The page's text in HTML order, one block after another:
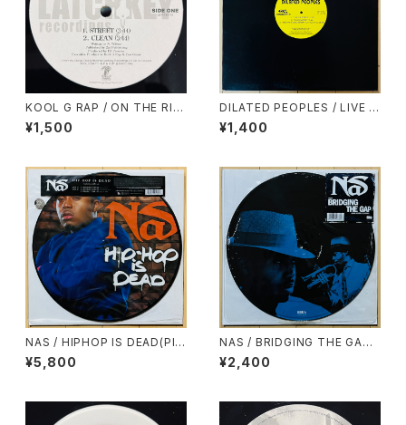
KOOL G RAP / ON THE RIS
E AGAIN
¥1,500
DILATED PEOPLES / LIVE O
N STAGE
¥1,400
NAS / HIPHOP IS DEAD(PIC
TURE DISC)
¥5,800
NAS / BRIDGING THE GAP
(PICTURE DISC)
¥2,400